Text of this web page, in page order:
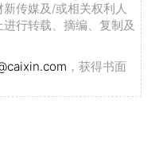
传媒及/或相关权利人
行转载、摘编、复制及
，获得书面